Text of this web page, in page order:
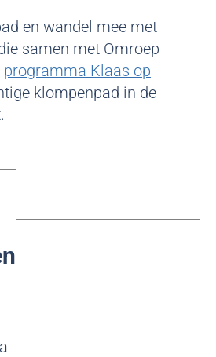
en wandel mee met
samen met Omroep
programma Klaas op
klompenpad in de